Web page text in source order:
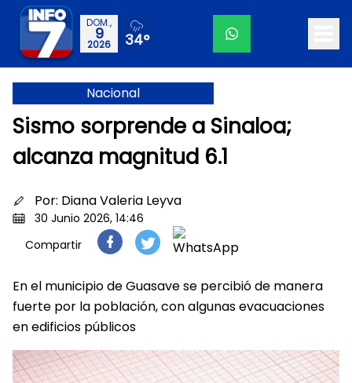
DOM.,
9
2026 34°
Nacional
Sismo sorprende a Sinaloa;
alcanza magnitud 6.1
Por: Diana Valeria Leyva
30 Junio 2026, 14:46
Compartir
En el municipio de Guasave se percibió de manera
fuerte por la población, con algunas evacuaciones
en edificios públicos